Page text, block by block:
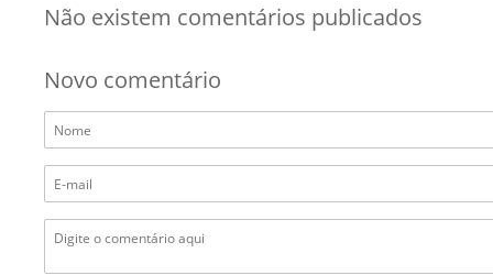
Não existem comentários publicados
Novo comentário